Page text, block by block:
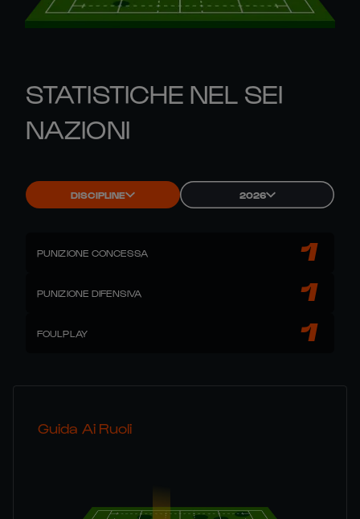
STATISTICHE NEL SEI
NAZIONI
DISCIPLINE 2026
PUNIZIONE CONCESSA 1
PUNIZIONE DIFENSIVA 1
FOULPLAY 1
Guida Ai Ruoli